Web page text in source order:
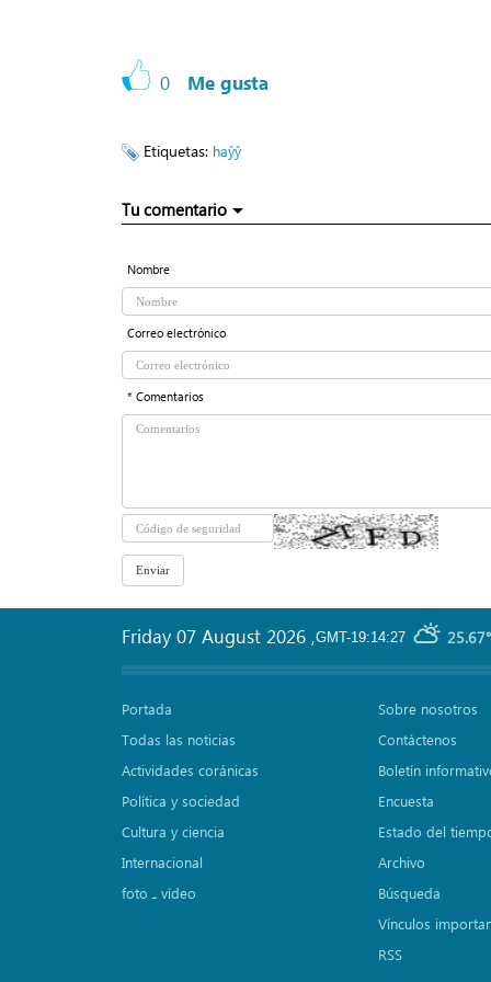
0 Me gusta
Etiquetas: haŷŷ
Tu comentario
Nombre
Correo electrónico
* Comentarios
GMT-19:14:27 25.67°
Friday 07 August 2026 ,
Portada
Todas las noticias
Actividades coránicas
Política y sociedad
Cultura y ciencia
Internacional
foto ـ vídeo
Sobre nosotros
Contáctenos
Boletín
Encuesta
Estado del
Archivo
Búsqueda
Vínculos
RSS